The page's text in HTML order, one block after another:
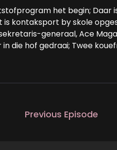
het begin; Daar
is kontaksport by skole
generaal, Ace
die hof gedraai; Twee
Previous Episode